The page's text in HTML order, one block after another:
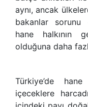
aynı, ancak
bakanlar sorunu
hane halkının
olduğuna daha
Türkiye’de
içeceklere